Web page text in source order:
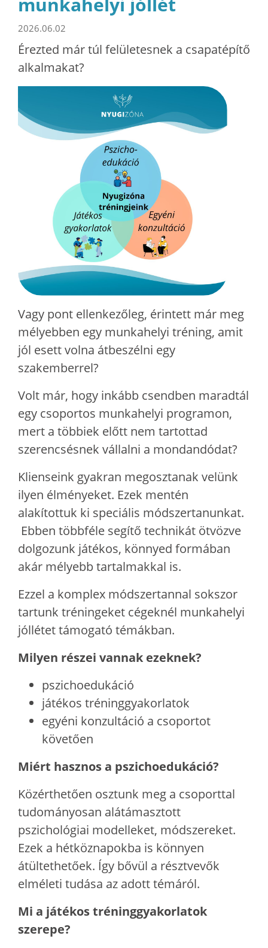
2026.06.02
Érezted már túl felületesnek a csapatépítő
alkalmakat?
Vagy pont ellenkezőleg, érintett már meg
mélyebben egy munkahelyi tréning, amit
jól esett volna átbeszélni egy
szakemberrel?
Volt már, hogy inkább csendben maradtál
egy csoportos munkahelyi programon,
mert a többiek előtt nem tartottad
szerencsésnek vállalni a mondandódat?
Klienseink gyakran megosztanak velünk
ilyen élményeket. Ezek mentén
alakítottuk ki speciális módszertanunkat.
Ebben többféle segítő technikát ötvözve
dolgozunk játékos, könnyed formában
akár mélyebb tartalmakkal is.
Ezzel a komplex módszertannal sokszor
tartunk tréningeket cégeknél munkahelyi
jóllétet támogató témákban.
Milyen részei vannak ezeknek?
pszichoedukáció
játékos tréninggyakorlatok
egyéni konzultáció a csoportot
követően
Miért hasznos a pszichoedukáció?
Közérthetően osztunk meg a csoporttal
tudományosan alátámasztott
pszichológiai modelleket, módszereket.
Ezek a hétköznapokba is könnyen
átültethetőek. Így bővül a résztvevők
elméleti tudása az adott témáról.
Mi a játékos tréninggyakorlatok
szerepe?